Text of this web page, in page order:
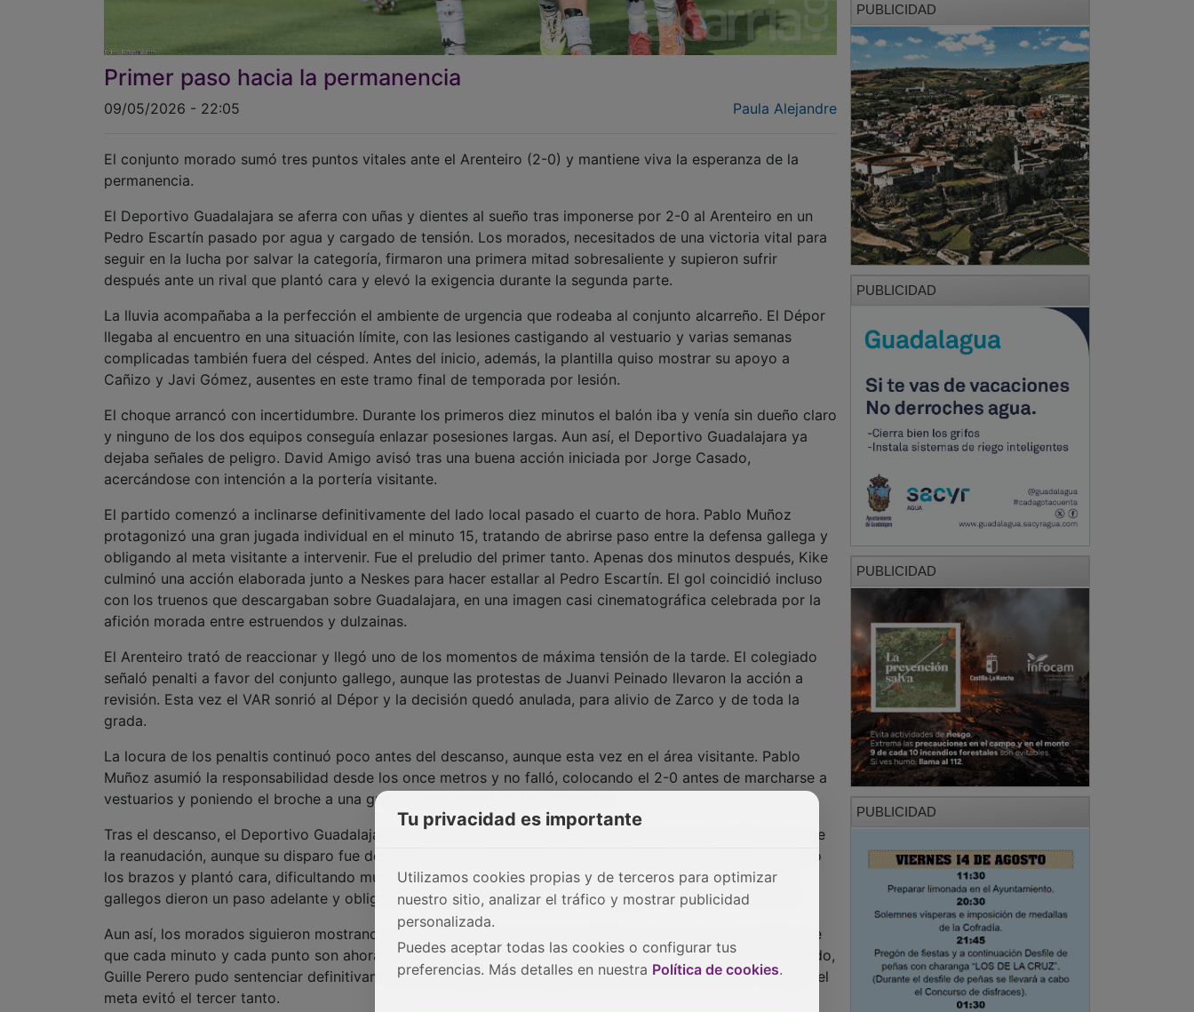
Primer paso hacia la permanencia
09/05/2026 - 22:05 Paula Alejandre
El conjunto morado sumó tres puntos vitales ante el Arenteiro (2-0) y mantiene viva la esperanza de la
permanencia.
El Deportivo Guadalajara se aferra con uñas y dientes al sueño tras imponerse por 2-0 al Arenteiro en un
Pedro Escartín pasado por agua y cargado de tensión. Los morados, necesitados de una victoria vital para
seguir en la lucha por salvar la categoría, firmaron una primera mitad sobresaliente y supieron sufrir
después ante un rival que plantó cara y elevó la exigencia durante la segunda parte.
La lluvia acompañaba a la perfección el ambiente de urgencia que rodeaba al conjunto alcarreño. El Dépor
llegaba al encuentro en una situación límite, con las lesiones castigando al vestuario y varias semanas
complicadas también fuera del césped. Antes del inicio, además, la plantilla quiso mostrar su apoyo a
Cañizo y Javi Gómez, ausentes en este tramo final de temporada por lesión.
El choque arrancó con incertidumbre. Durante los primeros diez minutos el balón iba y venía sin dueño claro
y ninguno de los dos equipos conseguía enlazar posesiones largas. Aun así, el Deportivo Guadalajara ya
dejaba señales de peligro. David Amigo avisó tras una buena acción iniciada por Jorge Casado,
acercándose con intención a la portería visitante.
El partido comenzó a inclinarse definitivamente del lado local pasado el cuarto de hora. Pablo Muñoz
protagonizó una gran jugada individual en el minuto 15, tratando de abrirse paso entre la defensa gallega y
obligando al meta visitante a intervenir. Fue el preludio del primer tanto. Apenas dos minutos después, Kike
culminó una acción elaborada junto a Neskes para hacer estallar al Pedro Escartín. El gol coincidió incluso
con los truenos que descargaban sobre Guadalajara, en una imagen casi cinematográfica celebrada por la
afición morada entre estruendos y dulzainas.
El Arenteiro trató de reaccionar y llegó uno de los momentos de máxima tensión de la tarde. El colegiado
señaló penalti a favor del conjunto gallego, aunque las protestas de Juanvi Peinado llevaron la acción a
revisión. Esta vez el VAR sonrió al Dépor y la decisión quedó anulada, para alivio de Zarco y de toda la
grada.
La locura de los penaltis continuó poco antes del descanso, aunque esta vez en el área visitante. Pablo
Muñoz asumió la responsabilidad desde los once metros y no falló, colocando el 2-0 antes de marcharse a
vestuarios y poniendo el broche a una gran primera mitad de los alcarreños.
Tras el descanso, el Deportivo Guadalajara mantuvo la intensidad. Neskes tuvo la primera ocasión clara de
la reanudación, aunque su disparo fue desviado por el guardameta rival. Sin embargo, el Arenteiro no bajó
los brazos y plantó cara, dificultando mucho más el encuentro al Dépor durante la segunda mitad. Los
gallegos dieron un paso adelante y obligaron a los locales a sostener el resultado con oficio y sacrificio.
Aun así, los morados siguieron mostrando más hambre y sensación de peligro que su rival, conscientes de
que cada minuto y cada punto son ahora decisivos en la pelea por la permanencia. Ya en el tiempo añadido,
Guille Perero pudo sentenciar definitivamente tras quedarse completamente solo ante el portero, aunque el
meta evitó el tercer tanto.
PUBLICIDAD
PUBLICIDAD
PUBLICIDAD
PUBLICIDAD
Tu privacidad es importante
Utilizamos cookies propias y de terceros para optimizar
nuestro sitio, analizar el tráfico y mostrar publicidad
personalizada.
Puedes aceptar todas las cookies o configurar tus
preferencias. Más detalles en nuestra Política de cookies.